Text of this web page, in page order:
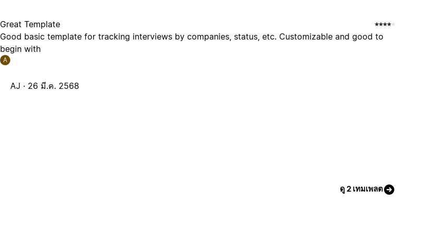
Great Template
Good basic template for tracking interviews by companies, status, etc. Customizable and good to
begin with
A
AJ · 26 มี.ค. 2568
ดู 2 เทมเพลต